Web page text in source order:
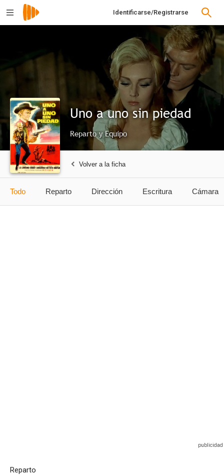
Identificarse/Registrarse
Uno a uno sin piedad
Reparto y Equipo
Volver a la ficha
Todo Reparto Dirección Escritura Cámara
Reparto